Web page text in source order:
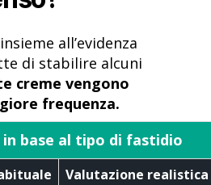
all’evidenza
di stabilire alcuni
creme vengono
frequenza.
in base al tipo di fastidio
Valutazione realistica